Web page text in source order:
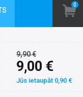
0
9,90 €
9,00 €
Jūs ietaupāt 0,90 €